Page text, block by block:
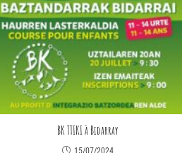
BK TTIKI à Bidarray
15/07/2024